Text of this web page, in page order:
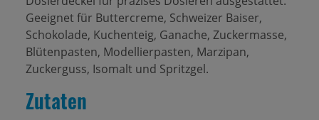
Geeignet für Buttercreme, Schweizer Baiser,
Schokolade, Kuchenteig, Ganache, Zuckermasse,
Blütenpasten, Modellierpasten, Marzipan,
Zuckerguss, Isomalt und Spritzgel.
Zutaten